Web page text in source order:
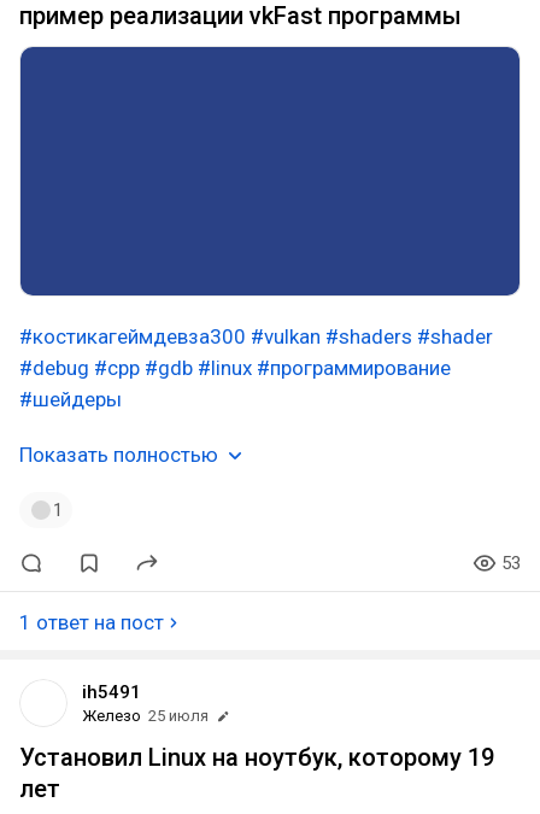
пример реализации vkFast программы
#костикагеймдевза300 #vulkan #shaders #shader
#debug #cpp #gdb #linux #программирование
#шейдеры
Показать полностью
1
53
1 ответ на пост
ih5491
Железо 25 июля
Установил Linux на ноутбук, которому 19
лет